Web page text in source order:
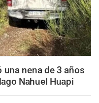
una nena de 3 años
Nahuel Huapi